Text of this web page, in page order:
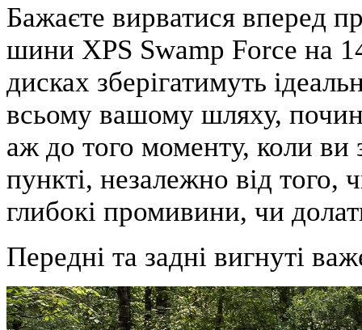
Бажаєте вирватися вперед
шини XPS Swamp Force на
дисках зберігатимуть
всьому вашому шляху,
аж до того моменту, коли ви
пункті, незалежно від того,
глибокі промивини, чи
Передні та задні вигнуті